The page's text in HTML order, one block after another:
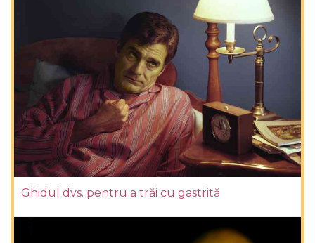
Ghidul dvs. pentru a trăi cu gastrită